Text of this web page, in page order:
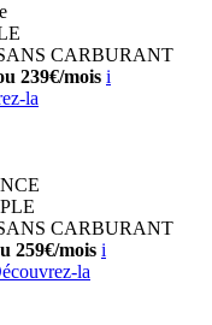
CARBURANT
239€/mois i
la
CARBURANT
259€/mois i
la